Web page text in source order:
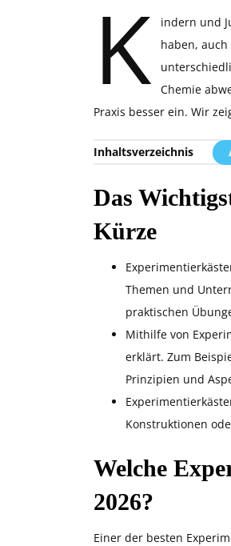
K
indern und
haben,
Chemie
Praxis besser ein. Wir
Inhaltsverzeichnis
Das
Kürze
Themen und
praktischen
Mithilfe von
erklärt. Zum
Prinzipien und
Konstruktionen
Welche
2026?
Einer der besten